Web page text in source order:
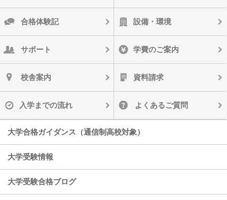
合格体験記 設備・環境
サポート 学費のご案内
校舎案内 資料請求
入学までの流れ よくあるご質問
大学合格ガイダンス（通信制高校対象）
大学受験情報
大学受験合格ブログ